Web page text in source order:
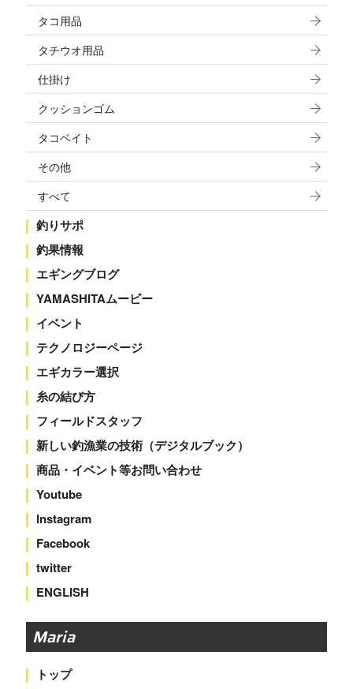
タコ用品
タチウオ用品
仕掛け
クッションゴム
タコベイト
その他
すべて
釣りサポ
釣果情報
エギングブログ
YAMASHITAムービー
イベント
テクノロジーページ
エギカラー選択
糸の結び方
フィールドスタッフ
新しい釣漁業の技術（デジタルブック）
商品・イベント等お問い合わせ
Youtube
Instagram
Facebook
twitter
ENGLISH
Maria
トップ